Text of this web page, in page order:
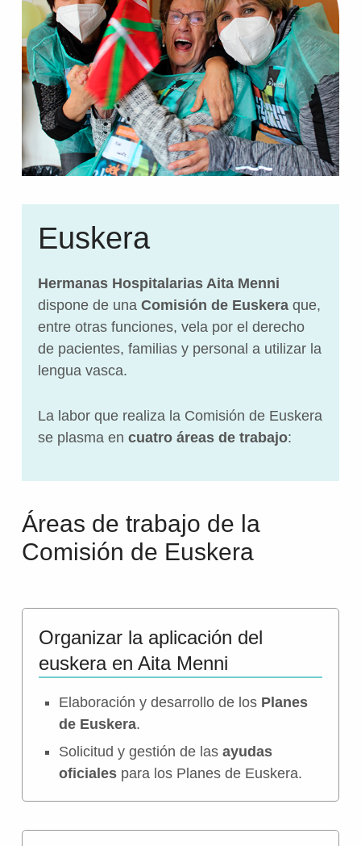
Euskera
Hermanas Hospitalarias Aita Menni
dispone de una Comisión de Euskeraque,
entre otras funciones, vela por el derecho
de pacientes, familias y personal a utilizar la
lengua vasca.
La labor que realiza la Comisión de Euskera
se plasma en cuatro áreas de trabajo:
Áreas de trabajo de la
Comisión de Euskera
Organizar la aplicación del
euskera en Aita Menni
Elaboración y desarrollo de los Planes
de Euskera.
Solicitud y gestión de las ayudas
oficialespara los Planes de Euskera.